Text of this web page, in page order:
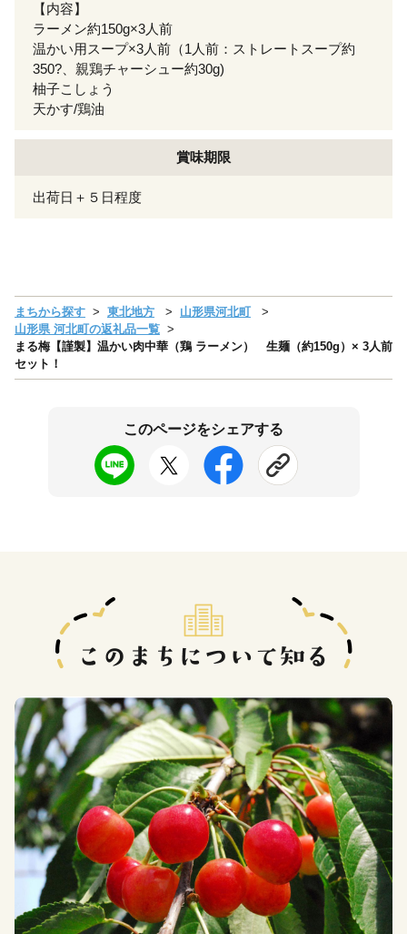
【内容】
ラーメン約150g×3人前
温かい用スープ×3人前（1人前：ストレートスープ約
350?、親鶏チャーシュー約30g)
柚子こしょう
天かす/鶏油
賞味期限
出荷日＋５日程度
まちから探す 東北地方
山形県河北町
山形県 河北町の返礼品一覧
まる梅【謹製】温かい肉中華（鶏 ラーメン） 生麺（約150g）× 3人前
セット！
このページをシェアする